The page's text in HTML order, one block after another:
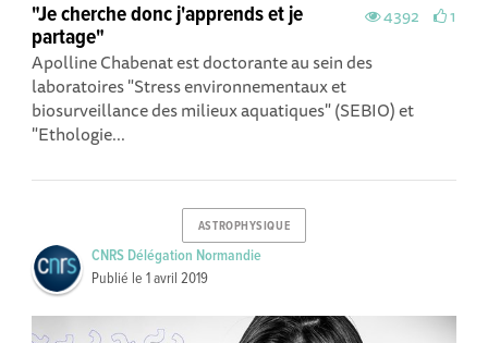
4392 1
"Je cherche donc j'apprends et je
partage"
Apolline Chabenat est doctorante au sein des
laboratoires "Stress environnementaux et
biosurveillance des milieux aquatiques" (SEBIO) et
"Ethologie...
ASTROPHYSIQUE
CNRS Délégation Normandie
Publié le 1 avril 2019